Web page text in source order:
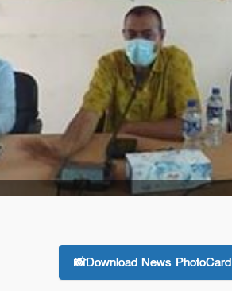
📸Download News PhotoCard